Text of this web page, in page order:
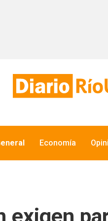
Economía
exigen